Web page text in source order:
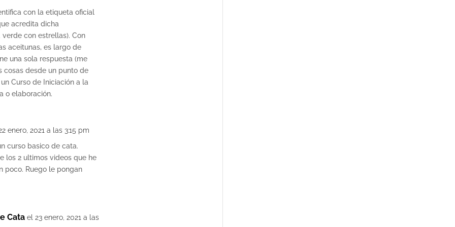
con la etiqueta oficial
acredita dicha
con estrellas). Con
aceitunas, es largo de
una sola respuesta (me
cosas desde un punto de
Curso de Iniciación a la
o elaboración.
enero, 2021 a las 3:15 pm
curso basico de cata.
los 2 ultimos videos que he
poco. Ruego le pongan
Cata el 23 enero, 2021 a las